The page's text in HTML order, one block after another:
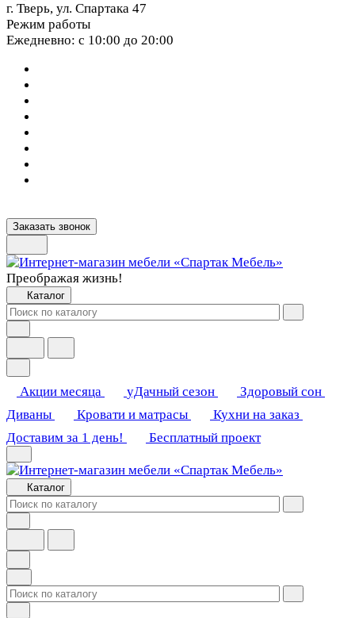
г. Тверь, ул. Спартака 47
Режим работы
Ежедневно: с 10:00 до 20:00
Заказать звонок
Преображая жизнь!
Каталог
Акции месяца уДачный сезон
Здоровый сон
Диваны
Кровати и матрасы
Кухни на заказ
Доставим за 1 день!
Бесплатный проект
Каталог